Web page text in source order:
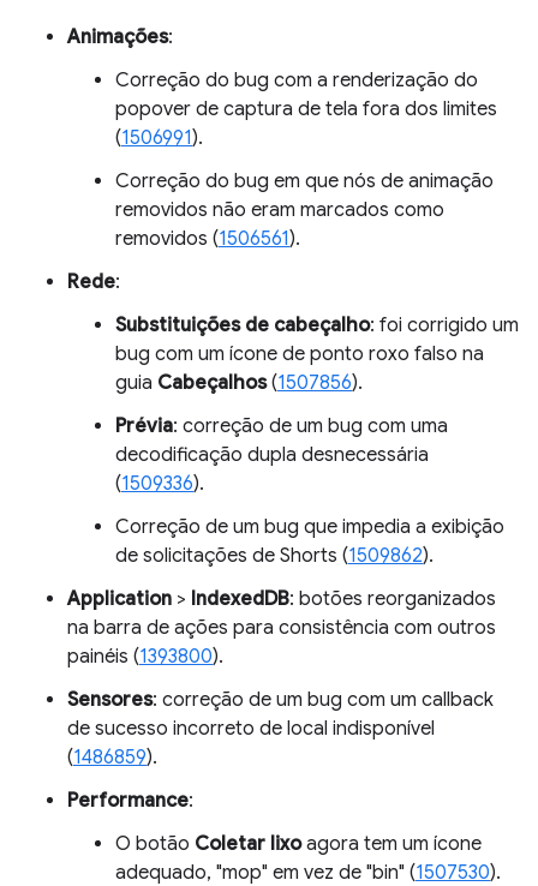
Animações:
Correção do bug com a renderização do
popover de captura de tela fora dos limites
(1506991).
Correção do bug em que nós de animação
removidos não eram marcados como
removidos (1506561).
Rede:
Substituições de cabeçalho: foi corrigido um
bug com um ícone de ponto roxo falso na
guia Cabeçalhos(1507856).
Prévia: correção de um bug com uma
decodificação dupla desnecessária
(1509336).
Correção de um bug que impedia a exibição
de solicitações de Shorts (1509862).
Application > IndexedDB: botões reorganizados
na barra de ações para consistência com outros
painéis (1393800).
Sensores: correção de um bug com um callback
de sucesso incorreto de local indisponível
(1486859).
Performance:
O botão Coletar lixoagora tem um ícone
adequado, "mop" em vez de "bin" (1507530).